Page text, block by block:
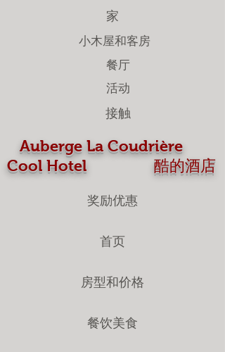
家
小木屋和客房
餐厅
活动
接触
Auberge La Coudrière
Cool Hotel 酷的酒店
奖励优惠
首页
房型和价格
餐饮美食